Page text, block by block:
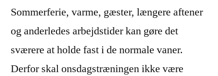
Sommerferie, varme, gæster, længere aftener
og anderledes arbejdstider kan gøre det
sværere at holde fast i de normale vaner.
Derfor skal onsdagstræningen ikke være